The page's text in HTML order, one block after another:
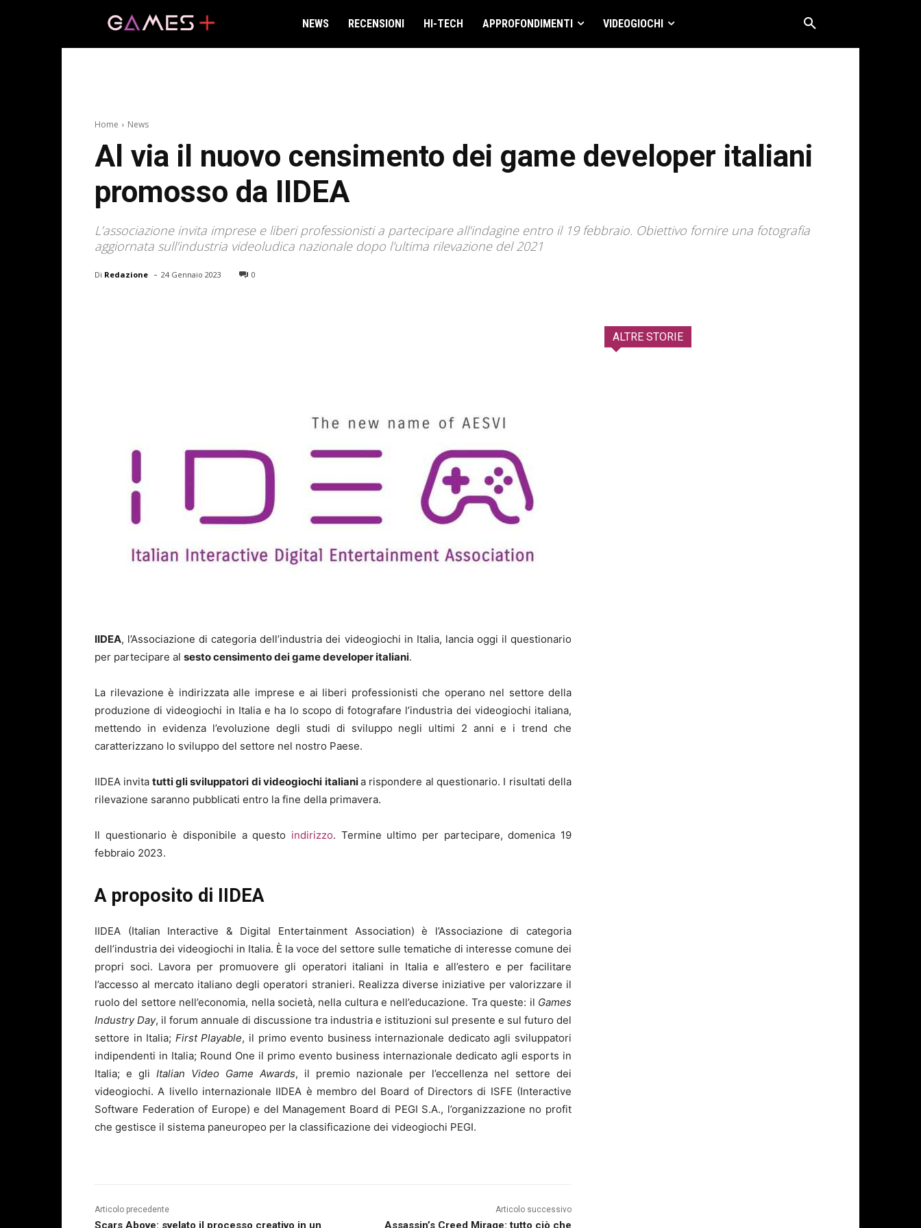
NEWS RECENSIONI HI-TECH APPROFONDIMENTI VIDEOGIOCHI
Home News
Al via il nuovo censimento dei game developer italiani
promosso da IIDEA
L’associazione invita imprese e liberi professionisti a partecipare all’indagine entro il 19 febbraio. Obiettivo fornire una fotografia
aggiornata sull’industria videoludica nazionale dopo l'ultima rilevazione del 2021
Di Redazione - 24 Gennaio 2023 0
IIDEA, l’Associazione di categoria dell’industria dei videogiochi in Italia, lancia oggi il questionario
per partecipare al sesto censimento dei game developer italiani.
La rilevazione è indirizzata alle imprese e ai liberi professionisti che operano nel settore della
produzione di videogiochi in Italia e ha lo scopo di fotografare l’industria dei videogiochi italiana,
mettendo in evidenza l’evoluzione degli studi di sviluppo negli ultimi 2 anni e i trend che
caratterizzano lo sviluppo del settore nel nostro Paese.
IIDEA invita tutti gli sviluppatori di videogiochi italiania rispondere al questionario. I risultati della
rilevazione saranno pubblicati entro la fine della primavera.
Il questionario è disponibile a questo indirizzo. Termine ultimo per partecipare, domenica 19
febbraio 2023.
A proposito di IIDEA
IIDEA (Italian Interactive & Digital Entertainment Association) è l’Associazione di categoria
dell’industria dei videogiochi in Italia. È la voce del settore sulle tematiche di interesse comune dei
propri soci. Lavora per promuovere gli operatori italiani in Italia e all’estero e per facilitare
l’accesso al mercato italiano degli operatori stranieri. Realizza diverse iniziative per valorizzare il
ruolo del settore nell’economia, nella società, nella cultura e nell’educazione. Tra queste: il Games
Industry Day, il forum annuale di discussione tra industria e istituzioni sul presente e sul futuro del
settore in Italia; First Playable, il primo evento business internazionale dedicato agli sviluppatori
indipendenti in Italia; Round One il primo evento business internazionale dedicato agli esports in
Italia; e gli Italian Video Game Awards, il premio nazionale per l’eccellenza nel settore dei
videogiochi. A livello internazionale IIDEA è membro del Board of Directors di ISFE (Interactive
Software Federation of Europe) e del Management Board di PEGI S.A., l’organizzazione no profit
che gestisce il sistema paneuropeo per la classificazione dei videogiochi PEGI.
Articolo precedente
Scars Above: svelato il processo creativo in un
Articolo successivo
Assassin’s Creed Mirage: tutto ciò che
ALTRE STORIE